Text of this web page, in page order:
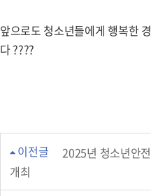
앞으로도 청소년들에게 행복한
다 ????
이전글
2025년 청소년안
개최